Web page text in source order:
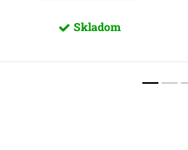
Skladom